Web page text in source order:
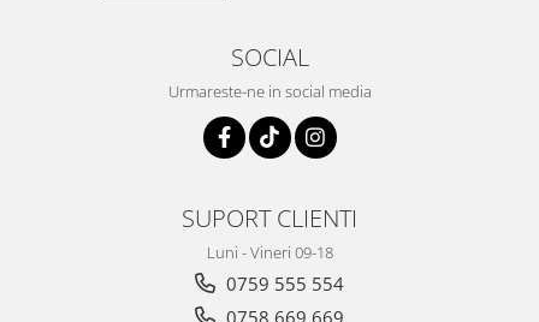
SOCIAL
Urmareste-ne in social media
SUPORT CLIENTI
Luni - Vineri 09-18
0759 555 554